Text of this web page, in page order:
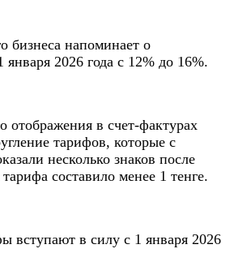
бизнеса напоминает о
2026 года с 12% до 16%.
отображения в счет-фактурах
тарифов, которые с
несколько знаков после
составило менее 1 тенге.
вступают в силу с 1 января 2026